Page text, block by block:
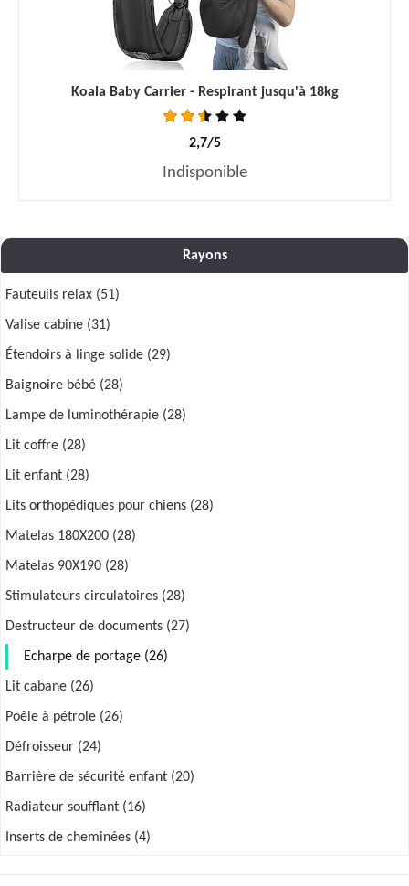
Koala Baby Carrier - Respirant jusqu'à 18kg
2,7/5
Indisponible
Rayons
Fauteuils relax (51)
Valise cabine (31)
Étendoirs à linge solide (29)
Baignoire bébé (28)
Lampe de luminothérapie (28)
Lit coffre (28)
Lit enfant (28)
Lits orthopédiques pour chiens (28)
Matelas 180X200 (28)
Matelas 90X190 (28)
Stimulateurs circulatoires (28)
Destructeur de documents (27)
Echarpe de portage (26)
Lit cabane (26)
Poêle à pétrole (26)
Défroisseur (24)
Barrière de sécurité enfant (20)
Radiateur soufflant (16)
Inserts de cheminées (4)